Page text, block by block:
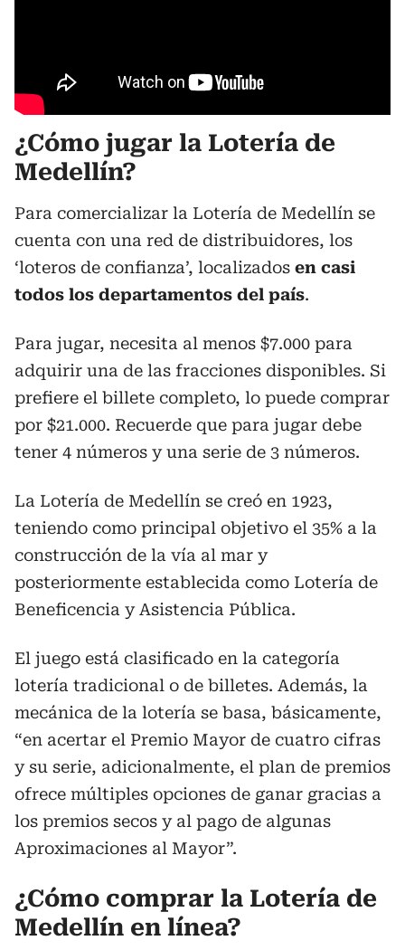
¿Cómo jugar la Lotería de
Medellín?
Para comercializar la Lotería de Medellín se
cuenta con una red de distribuidores, los
‘loteros de confianza’, localizados en casi
todos los departamentos del país.
Para jugar, necesita al menos $7.000 para
adquirir una de las fracciones disponibles. Si
prefiere el billete completo, lo puede comprar
por $21.000. Recuerde que para jugar debe
tener 4 números y una serie de 3 números.
La Lotería de Medellín se creó en 1923,
teniendo como principal objetivo el 35% a la
construcción de la vía al mar y
posteriormente establecida como Lotería de
Beneficencia y Asistencia Pública.
El juego está clasificado en la categoría
lotería tradicional o de billetes. Además, la
mecánica de la lotería se basa, básicamente,
“en acertar el Premio Mayor de cuatro cifras
y su serie, adicionalmente, el plan de premios
ofrece múltiples opciones de ganar gracias a
los premios secos y al pago de algunas
Aproximaciones al Mayor”.
¿Cómo comprar la Lotería de
Medellín en línea?